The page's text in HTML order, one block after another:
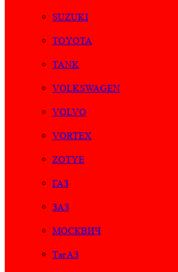
SUZUKI
TOYOTA
TANK
VOLKSWAGEN
VOLVO
VORTEX
ZOTYE
ГАЗ
ЗАЗ
МОСКВИЧ
ТагАЗ